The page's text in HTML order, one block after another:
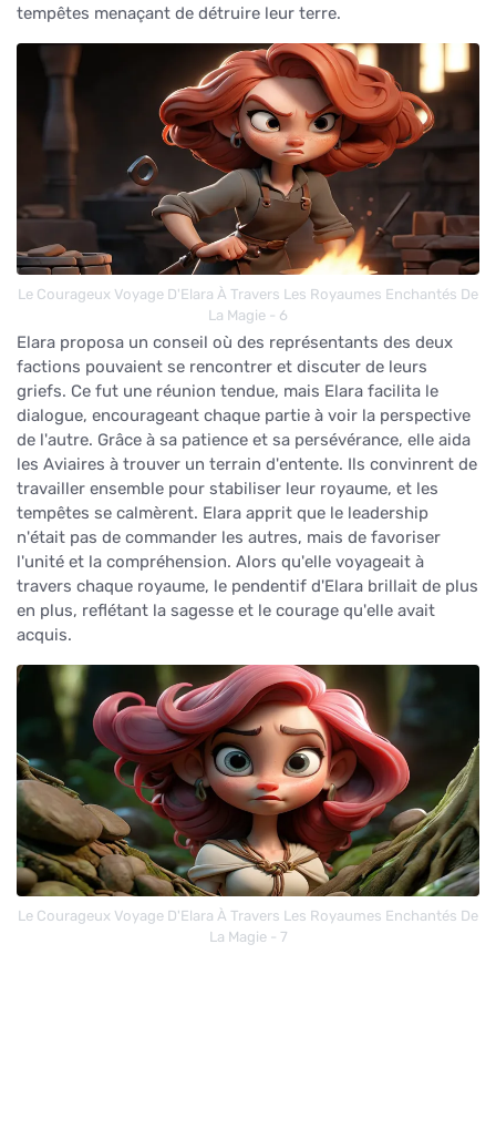
tempêtes menaçant de détruire leur terre.
Le Courageux Voyage D'Elara À Travers Les Royaumes Enchantés De
La Magie - 6
Elara proposa un conseil où des représentants des deux
factions pouvaient se rencontrer et discuter de leurs
griefs. Ce fut une réunion tendue, mais Elara facilita le
dialogue, encourageant chaque partie à voir la perspective
de l'autre. Grâce à sa patience et sa persévérance, elle aida
les Aviaires à trouver un terrain d'entente. Ils convinrent de
travailler ensemble pour stabiliser leur royaume, et les
tempêtes se calmèrent. Elara apprit que le leadership
n'était pas de commander les autres, mais de favoriser
l'unité et la compréhension. Alors qu'elle voyageait à
travers chaque royaume, le pendentif d'Elara brillait de plus
en plus, reflétant la sagesse et le courage qu'elle avait
acquis.
Le Courageux Voyage D'Elara À Travers Les Royaumes Enchantés De
La Magie - 7